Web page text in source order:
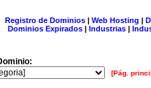
Registro de Dominios| Web Hosting |
Dominios Expirados | Industrias |
[Pág.